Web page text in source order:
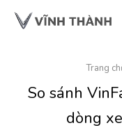
Trang
So sánh
dòng